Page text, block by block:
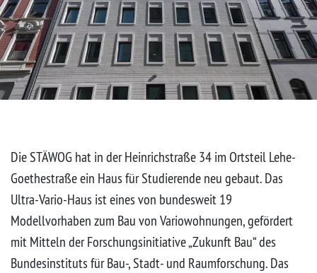
Die STÄWOG hat in der Heinrichstraße 34 im Ortsteil Lehe-
Goethestraße ein Haus für Studierende neu gebaut. Das
Ultra-Vario-Haus ist eines von bundesweit 19
Modellvorhaben zum Bau von Variowohnungen, gefördert
mit Mitteln der Forschungsinitiative „Zukunft Bau“ des
Bundesinstituts für Bau-, Stadt- und Raumforschung. Das